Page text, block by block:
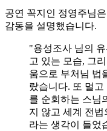
공연 꼭지인 정영주님
감동을 설명했습니다.
"용성조사 님의
고 있는 모습, 그
움으로 부처님 법
랐습니다. 또 멀고
를 순회하는 스님
지 않고 세계 전법
라는 생각이 들었